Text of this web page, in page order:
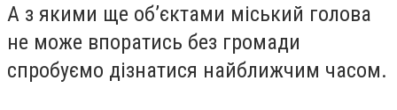
А з якими ще об’єктами міський голова
не може впоратись без громади
спробуємо дізнатися найближчим часом.